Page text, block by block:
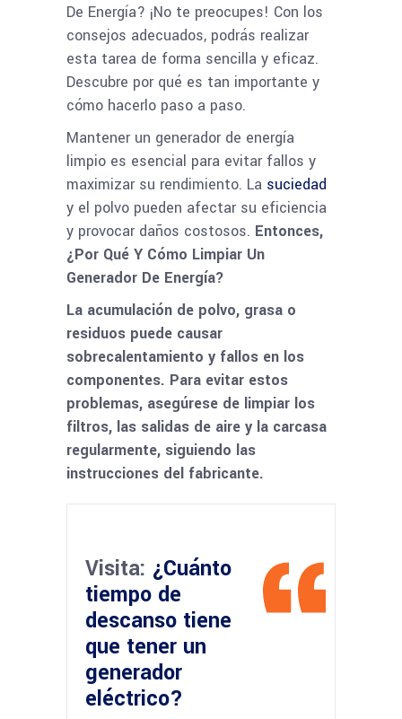
De Energía? ¡No te preocupes! Con los
consejos adecuados, podrás realizar
esta tarea de forma sencilla y eficaz.
Descubre por qué es tan importante y
cómo hacerlo paso a paso.
Mantener un generador de energía
limpio es esencial para evitar fallos y
maximizar su rendimiento. La suciedad
y el polvo pueden afectar su eficiencia
y provocar daños costosos. Entonces,
¿Por Qué Y Cómo Limpiar Un
Generador De Energía?
La acumulación de polvo, grasa o
residuos puede causar
sobrecalentamiento y fallos en los
componentes. Para evitar estos
problemas, asegúrese de limpiar los
filtros, las salidas de aire y la carcasa
regularmente, siguiendo las
instrucciones del fabricante.
Visita: ¿Cuánto
tiempo de
descanso tiene
que tener un
generador
eléctrico?